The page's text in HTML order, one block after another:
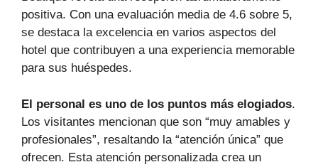
positiva. Con una evaluación media de 4.6 sobre 5,
se destaca la excelencia en varios aspectos del
hotel que contribuyen a una experiencia memorable
para sus huéspedes.
El personal es uno de los puntos más elogiados.
Los visitantes mencionan que son “muy amables y
profesionales”, resaltando la “atención única” que
ofrecen. Esta atención personalizada crea un